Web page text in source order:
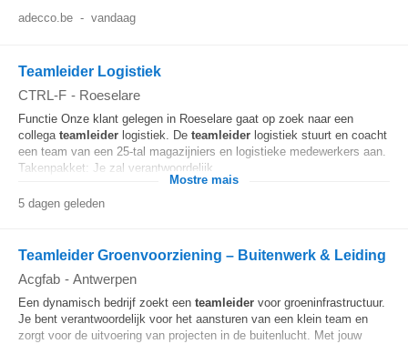
adecco.be - vandaag
Teamleider Logistiek
CTRL-F - Roeselare
Functie Onze klant gelegen in Roeselare gaat op zoek naar een
collega teamleider logistiek. De teamleider logistiek stuurt en coacht
een team van een 25-tal magazijniers en logistieke medewerkers aan.
Takenpakket: Je zal verantwoordelijk...
Mostre mais
5 dagen geleden
Teamleider Groenvoorziening – Buitenwerk & Leiding
Acgfab - Antwerpen
Een dynamisch bedrijf zoekt een teamleider voor groeninfrastructuur.
Je bent verantwoordelijk voor het aansturen van een klein team en
zorgt voor de uitvoering van projecten in de buitenlucht. Met jouw